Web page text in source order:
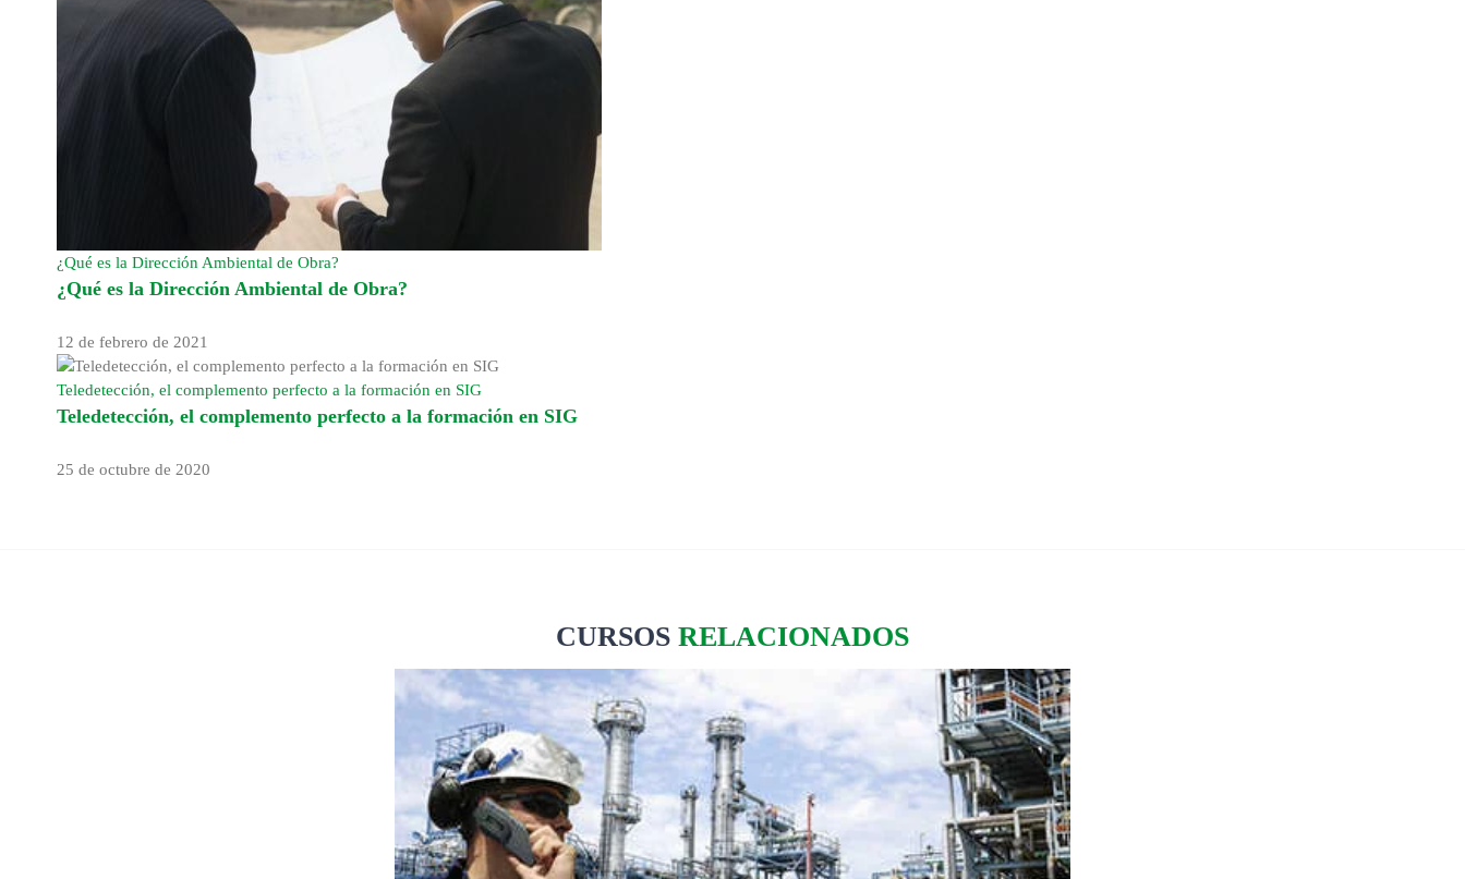
¿Qué es la Dirección Ambiental de Obra?
¿Qué es la Dirección Ambiental de Obra?
12 de febrero de 2021
Teledetección, el complemento perfecto a la formación en SIG
Teledetección, el complemento perfecto a la formación en SIG
25 de octubre de 2020
CURSOS RELACIONADOS